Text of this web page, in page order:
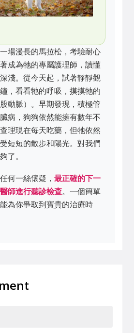
場漫長的馬拉松，考驗耐心
成為牠的專屬護理師，讀懂
淺。從今天起，試著靜靜觀
，看看牠的呼吸，摸摸牠的
動脈）。早期發現，積極管
病，狗狗依然能擁有數年不
理現在每天吃藥，但牠依然
短短的散步和陽光。對我們
了。
何一絲懷疑， 最正確的下一
師進行聽診檢查。一個簡單
為你爭取到寶貴的治療時